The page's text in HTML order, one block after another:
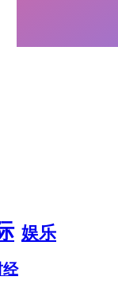
娱乐
经